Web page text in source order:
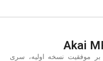
بر موفقیت نسخه اولیه، سری